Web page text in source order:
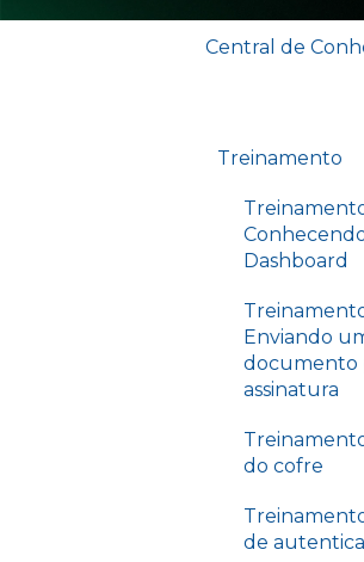
Central de
Treinamento
Dashboard
Enviando
documento
assinatura
do cofre
de